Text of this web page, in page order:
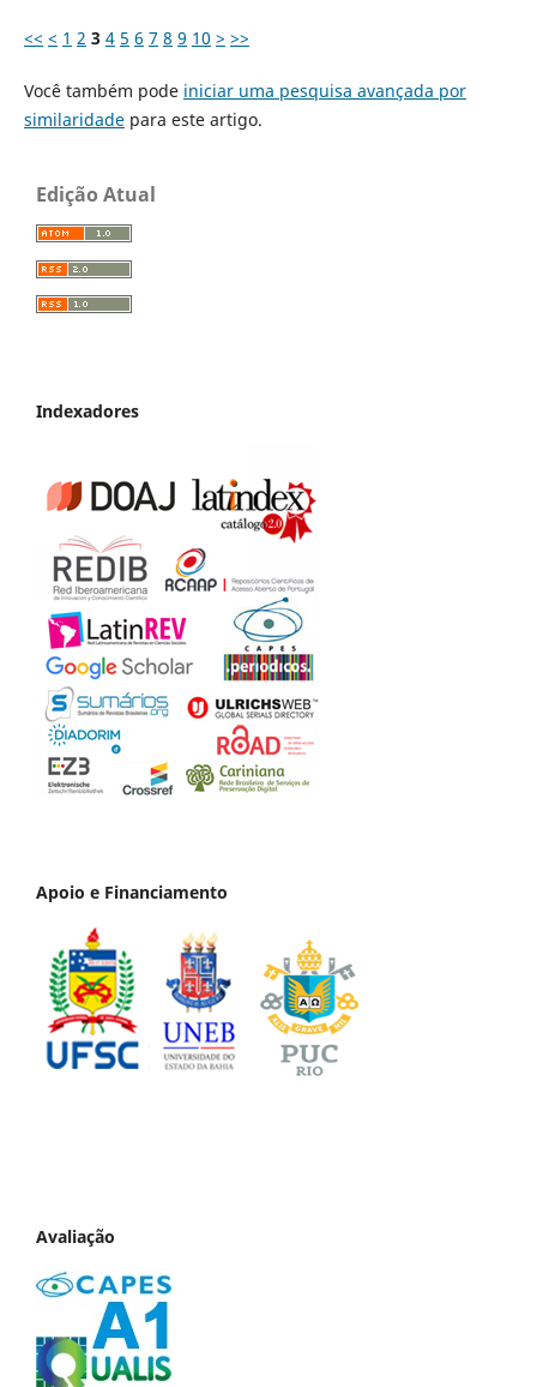
<< < 1 2 3 4 5 6 7 8 9 10 > >>
Você também pode iniciar uma pesquisa avançada por
similaridadepara este artigo.
Edição Atual
Indexadores
Apoio e Financiamento
Avaliação